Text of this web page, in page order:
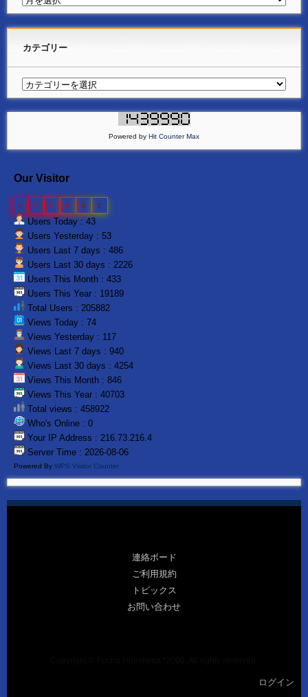
カテゴリー
Powered by Hit Counter Max
Our Visitor
2 0 5 8 8 2
Users Today : 43
Users Yesterday : 53
Users Last 7 days : 486
Users Last 30 days : 2226
Users This Month : 433
Users This Year : 19189
Total Users : 205882
Views Today : 74
Views Yesterday : 117
Views Last 7 days : 940
Views Last 30 days : 4254
Views This Month : 846
Views This Year : 40703
Total views : 458922
Who's Online : 0
Your IP Address : 216.73.216.4
Server Time : 2026-08-06
Powered By WPS Visitor Counter
連絡ボード
ご利用規約
トピックス
お問い合わせ
ログイン